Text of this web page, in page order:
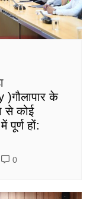
)गौलापार के
से कोई
पूर्ण हों:
0